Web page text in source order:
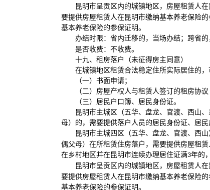
昆明市呈贡区内的城镇地区，房屋租赁人
要提供房屋租赁人在昆明市缴纳基本养老保险
基本养老保险的参保证明。
办结时限：省内迁移的，当场办结；跨省的
是否收费：不收费。
十九、租房落户（未征得房主同意）
在城镇地区租赁合法稳定住所实际居住的
（一）书面申请；
（二）房屋产权人与租赁人签订的租房协
（三）居民户口簿、居民身份证。
昆明市主城区（五华、盘龙、官渡、西山
母）的，需要提供落户人员的居民身份证、居民
昆明市主城四区（五华、盘龙、官渡、西
偶父母）在所租赁住房落户，需要提供房屋租
在乡村地区并在昆明市连续办理居住证满3年的
昆明市呈贡区内的城镇地区，房屋租赁人
要提供房屋租赁人在昆明市缴纳基本养老保险
基本养老保险的参保证明。